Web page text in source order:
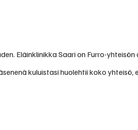
Eläinklinikka Saari on Furro-
kuluistasi huolehtii koko